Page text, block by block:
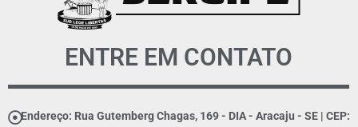
ENTRE EM CONTATO
Endereço: Rua Gutemberg Chagas, 169 - DIA - Aracaju - SE | CEP: